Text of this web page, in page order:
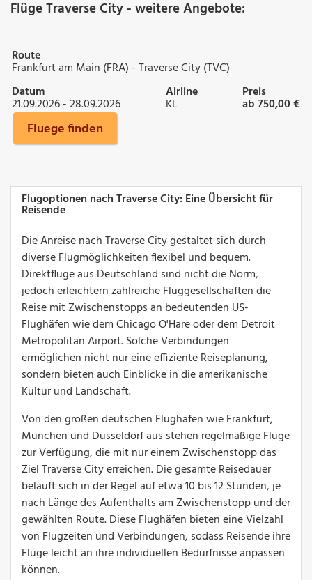
Flüge Traverse City - weitere Angebote:
Route
Frankfurt am Main (FRA) - Traverse City (TVC)
Datum
21.09.2026 - 28.09.2026
Airline
KL
Preis
ab 750,00 €
Fluege finden
Flugoptionen nach Traverse City: Eine Übersicht für
Reisende
Die Anreise nach Traverse City gestaltet sich durch
diverse Flugmöglichkeiten flexibel und bequem.
Direktflüge aus Deutschland sind nicht die Norm,
jedoch erleichtern zahlreiche Fluggesellschaften die
Reise mit Zwischenstopps an bedeutenden US-
Flughäfen wie dem Chicago O'Hare oder dem Detroit
Metropolitan Airport. Solche Verbindungen
ermöglichen nicht nur eine effiziente Reiseplanung,
sondern bieten auch Einblicke in die amerikanische
Kultur und Landschaft.
Von den großen deutschen Flughäfen wie Frankfurt,
München und Düsseldorf aus stehen regelmäßige Flüge
zur Verfügung, die mit nur einem Zwischenstopp das
Ziel Traverse City erreichen. Die gesamte Reisedauer
beläuft sich in der Regel auf etwa 10 bis 12 Stunden, je
nach Länge des Aufenthalts am Zwischenstopp und der
gewählten Route. Diese Flughäfen bieten eine Vielzahl
von Flugzeiten und Verbindungen, sodass Reisende ihre
Flüge leicht an ihre individuellen Bedürfnisse anpassen
können.